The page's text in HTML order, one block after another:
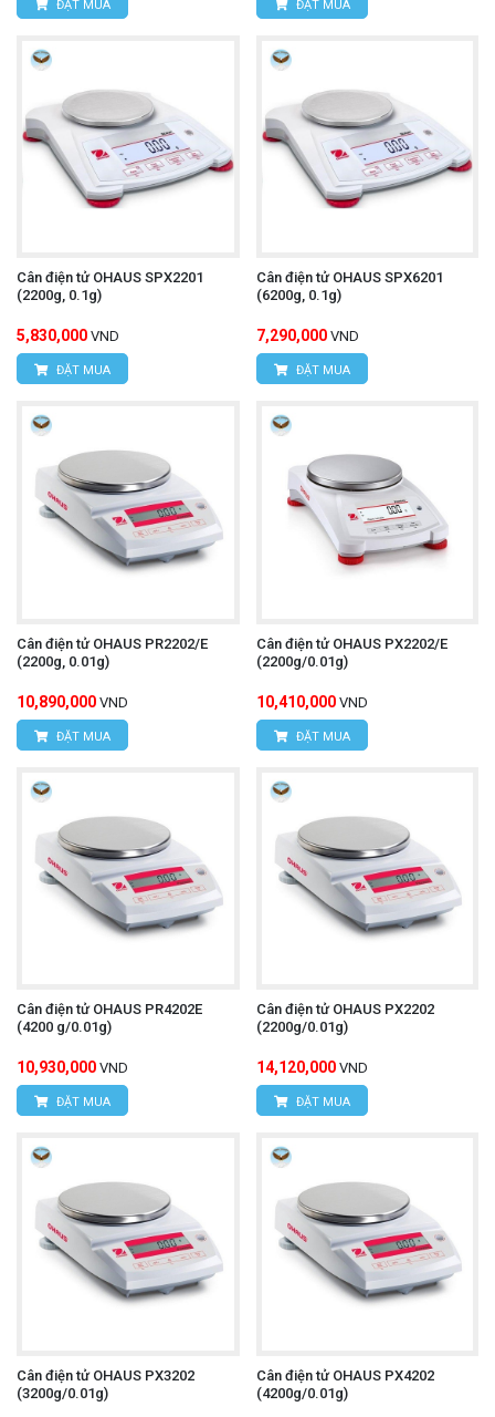
ĐẶT MUA ĐẶT MUA
Cân điện tử OHAUS SPX2201
(2200g, 0.1g)
5,830,000 VND
ĐẶT MUA
Cân điện tử OHAUS SPX6201
(6200g, 0.1g)
7,290,000 VND
ĐẶT MUA
Cân điện tử OHAUS PR2202/E
(2200g, 0.01g)
10,890,000 VND
ĐẶT MUA
Cân điện tử OHAUS PX2202/E
(2200g/0.01g)
10,410,000 VND
ĐẶT MUA
Cân điện tử OHAUS PR4202E
(4200 g/0.01g)
10,930,000 VND
ĐẶT MUA
Cân điện tử OHAUS PX2202
(2200g/0.01g)
14,120,000 VND
ĐẶT MUA
Cân điện tử OHAUS PX3202
(3200g/0.01g)
Cân điện tử OHAUS PX4202
(4200g/0.01g)